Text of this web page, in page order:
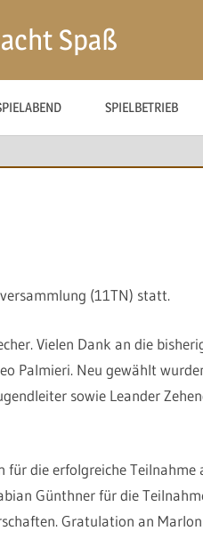
Spaß
SPIELBETRIEB
(11TN) statt.
Vielen Dank an die
Palmieri. Neu gewählt
sowie Leander
die erfolgreiche Teilnahme
Günthner für die
Gratulation an